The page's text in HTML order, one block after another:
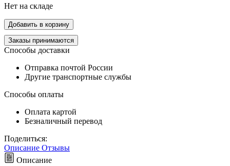
Нет на складе
Добавить в корзину
Заказы принимаются
Способы доставки
Отправка почтой России
Другие транспортные службы
Способы оплаты
Оплата картой
Безналичный перевод
Поделиться:
Описание Отзывы
Описание